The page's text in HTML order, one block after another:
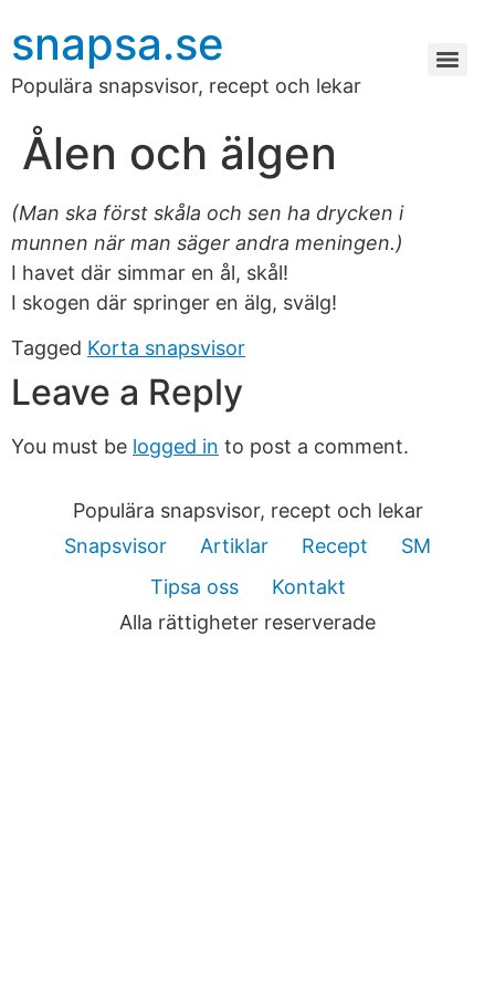
snapsa.se
Populära snapsvisor, recept och lekar
Ålen och älgen
(Man ska först skåla och sen ha drycken i
munnen när man säger andra meningen.)
I havet där simmar en ål, skål!
I skogen där springer en älg, svälg!
Tagged Korta snapsvisor
Leave a Reply
You must be logged in to post a comment.
Populära snapsvisor, recept och lekar
Snapsvisor
Artiklar Recept
SM
Tipsa oss
Kontakt
Alla rättigheter reserverade